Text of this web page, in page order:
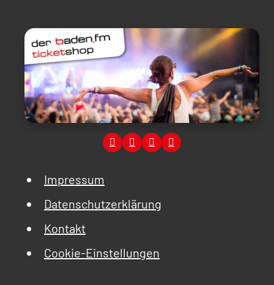
Impressum
Datenschutzerklärung
Kontakt
Cookie-Einstellungen